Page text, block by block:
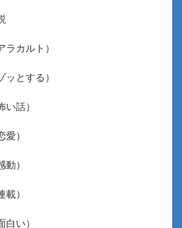
ラカルト）
ッとする）
い話）
愛）
動）
載）
白い）